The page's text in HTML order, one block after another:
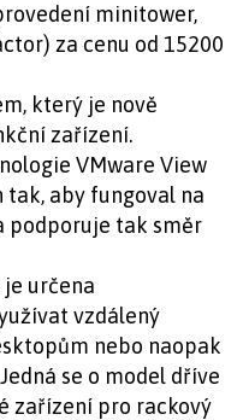
minitower,
za cenu od 15200
který je nově
zařízení.
VMware View
tak, aby fungoval na
podporuje tak směr
určena
vzdálený
nebo naopak
se o model dříve
zařízení pro rackový